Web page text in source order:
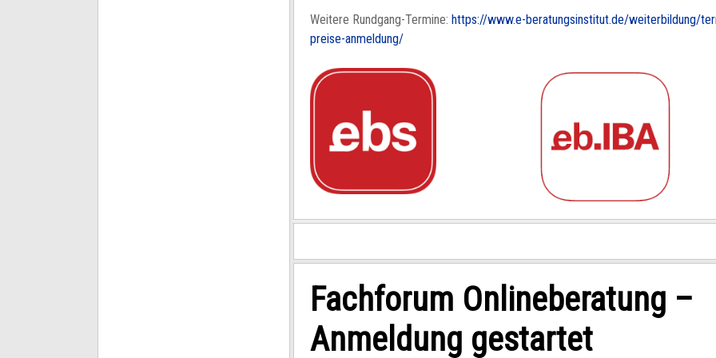
Weitere Rundgang-Termine:https://www.e-beratungsinstitut.de/weiterbildung/
preise-anmeldung/
Fachforum Onlineberatung –
Anmeldung gestartet